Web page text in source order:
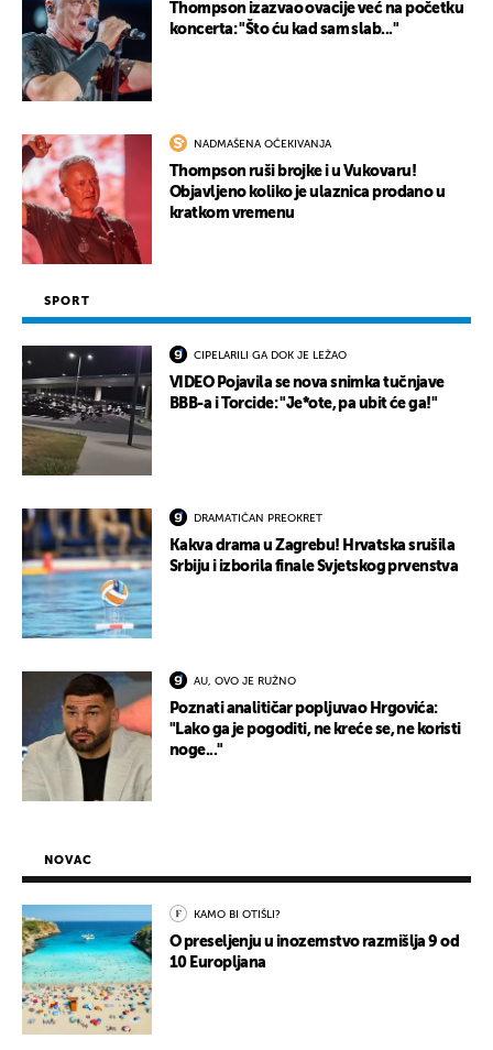
Thompson izazvao ovacije već na početku
koncerta: "Što ću kad sam slab..."
NADMAŠENA OČEKIVANJA
Thompson ruši brojke i u Vukovaru!
Objavljeno koliko je ulaznica prodano u
kratkom vremenu
SPORT
CIPELARILI GA DOK JE LEŽAO
VIDEO Pojavila se nova snimka tučnjave
BBB-a i Torcide: "Je*ote, pa ubit će ga!"
DRAMATIČAN PREOKRET
Kakva drama u Zagrebu! Hrvatska srušila
Srbiju i izborila finale Svjetskog prvenstva
AU, OVO JE RUŽNO
Poznati analitičar popljuvao Hrgovića:
"Lako ga je pogoditi, ne kreće se, ne koristi
noge..."
NOVAC
KAMO BI OTIŠLI?
O preseljenju u inozemstvo razmišlja 9 od
10 Europljana